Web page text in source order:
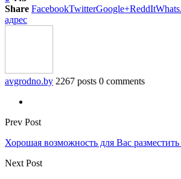
Share FacebookTwitterGoogle+ReddIt
адрес
avgrodno.by 2267 posts 0 comments
Prev Post
Хорошая возможность для Вас
Next Post